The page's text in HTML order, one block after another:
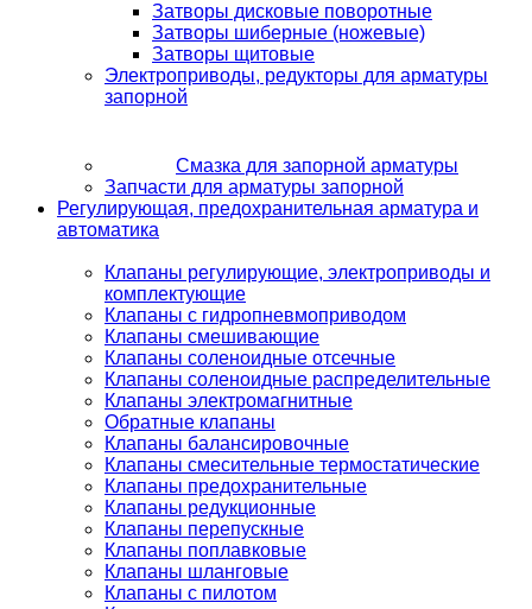
Затворы дисковые поворотные
Затворы шиберные (ножевые)
Затворы щитовые
Электроприводы, редукторы для арматуры
запорной
Смазка для запорной арматуры
Запчасти для арматуры запорной
Регулирующая, предохранительная арматура и
автоматика
Клапаны регулирующие, электроприводы и
комплектующие
Клапаны с гидропневмоприводом
Клапаны смешивающие
Клапаны соленоидные отсечные
Клапаны соленоидные распределительные
Клапаны электромагнитные
Обратные клапаны
Клапаны балансировочные
Клапаны смесительные термостатические
Клапаны предохранительные
Клапаны редукционные
Клапаны перепускные
Клапаны поплавковые
Клапаны шланговые
Клапаны с пилотом